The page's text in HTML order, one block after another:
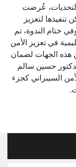
عُرضت
تنفيذها لتعزيز
ختام الندوة، تم
في تعزيز الأمن
هذه الجهات لضمان
حسين سالم
السيبراني كجزء